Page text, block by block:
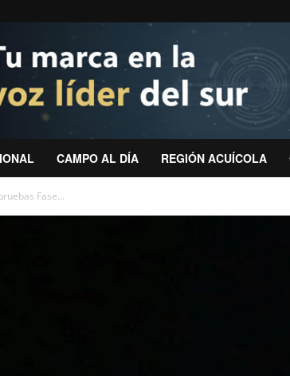
CAMPO AL DÍA REGIÓN ACUÍCOLA
Fase...